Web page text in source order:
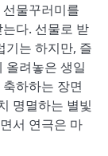
물꾸러미를
다. 선물로 받
기는 하지만, 즐
올려놓은 생일
하하는 장면
명멸하는 별빛
서 연극은 마